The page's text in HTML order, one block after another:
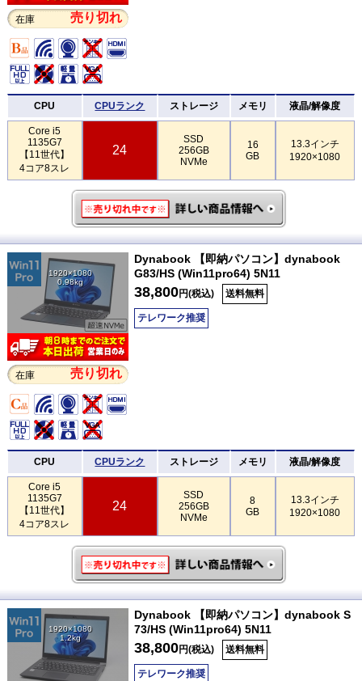
在庫 売り切れ
CPU CPUランク ストレージ メモリ 液晶/解像度
Core i5
1135G7
【11世代】
4コア8スレ
24
SSD
256GB
NVMe
16
GB
13.3インチ
1920×1080
1920×1080
0.98kg
在庫 売り切れ
Dynabook 【即納パソコン】dynabook
G83/HS (Win11pro64) 5N11
38,800円(税込) 送料無料
テレワーク推奨
CPU CPUランク ストレージ メモリ 液晶/解像度
Core i5
1135G7
【11世代】
4コア8スレ
24
SSD
256GB
NVMe
8
GB
13.3インチ
1920×1080
1920×1080
1.2kg
Dynabook 【即納パソコン】dynabook S
73/HS (Win11pro64) 5N11
38,800円(税込) 送料無料
テレワーク推奨